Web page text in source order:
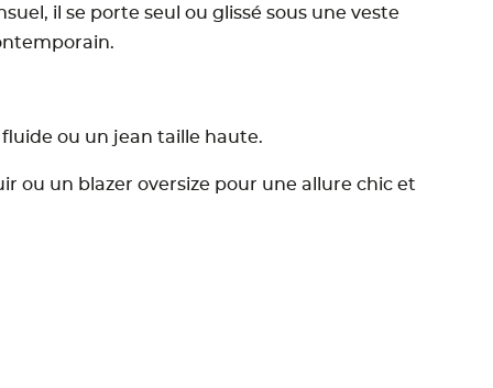
il se porte seul ou glissé sous une veste
ou un jean taille haute.
ou un blazer oversize pour une allure chic et